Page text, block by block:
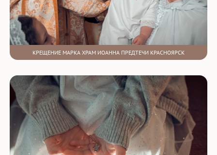
КРЕЩЕНИЕ МАРКА ХРАМ ИОАННА ПРЕДТЕЧИ КРАСНОЯРСК